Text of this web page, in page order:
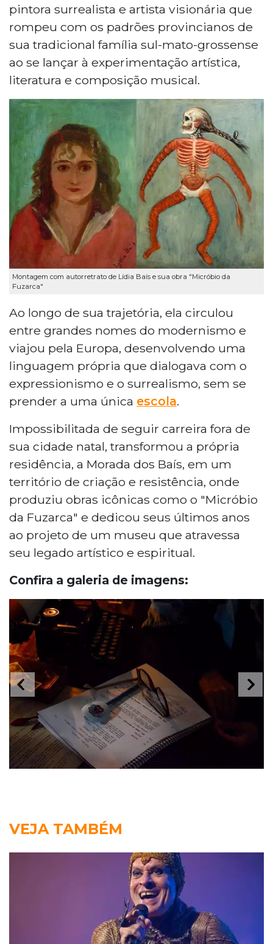
pintora surrealista e artista visionária que
rompeu com os padrões provincianos de
sua tradicional família sul-mato-grossense
ao se lançar à experimentação artística,
literatura e composição musical.
Montagem com autorretrato de Lídia Baís e sua obra "Micróbio da
Fuzarca"
Ao longo de sua trajetória, ela circulou
entre grandes nomes do modernismo e
viajou pela Europa, desenvolvendo uma
linguagem própria que dialogava com o
expressionismo e o surrealismo, sem se
prender a uma única escola.
Impossibilitada de seguir carreira fora de
sua cidade natal, transformou a própria
residência, a Morada dos Baís, em um
território de criação e resistência, onde
produziu obras icônicas como o "Micróbio
da Fuzarca" e dedicou seus últimos anos
ao projeto de um museu que atravessa
seu legado artístico e espiritual.
Confira a galeria de imagens:
VEJA TAMBÉM